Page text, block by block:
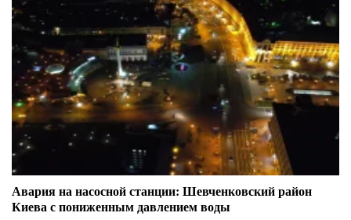
Авария на насосной станции: Шевченковский район
Киева с пониженным давлением воды